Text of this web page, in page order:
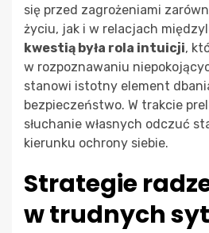
się przed zagrożeniami
życiu, jak i w relacjach
kwestią była rola intuicji,
w rozpoznawaniu
stanowi istotny element
bezpieczeństwo. W trakcie
słuchanie własnych odczuć
kierunku ochrony siebie.
Strategie
w trudnych